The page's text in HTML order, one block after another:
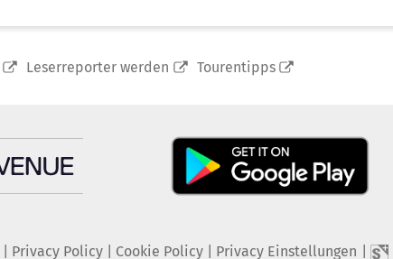
Leserreporter werden Tourentipps
Privacy Policy| Cookie Policy| Privacy Einstellungen